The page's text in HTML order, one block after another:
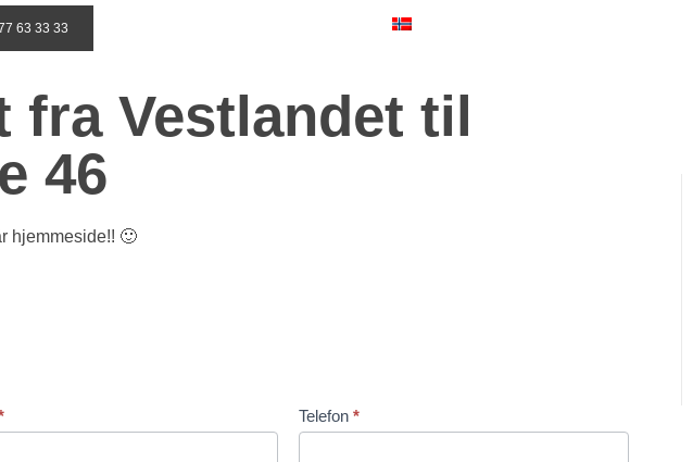
63 33 33
fra Vestlandet til
46
hjemmeside!! 🙂
Telefon *